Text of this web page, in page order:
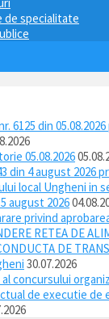
de specialitate
6125 din
05.08.2026
din 4 august 2026
local Ungheni in
august 2026
privind
RETEA DE
DE
30.07.2026
concursului
de executie de